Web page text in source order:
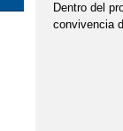
Dentro del
convivencia